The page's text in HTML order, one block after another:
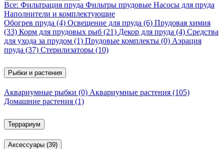
Все: Фильтрация пруда Фильтры прудовые Насосы для пруда
Наполнители и комплектующие
Обогрев пруда (4) Освещение для пруда (6) Прудовая химия
(33) Корм для прудовых рыб (21) Декор для пруда (4) Средства
для ухода за прудом (1) Прудовые комплекты (0) Аэрация
пруда (37) Стерилизаторы (10)
Рыбки и растения
Аквариумные рыбки (0) Аквариумные растения (105)
Домашние растения (1)
Террариум
Аксессуары (39)